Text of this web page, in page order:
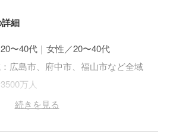
細
〜40代｜女性／20〜40代
広島市、府中市、福山市など全域
万人
料｜女性／無料
続きを見る